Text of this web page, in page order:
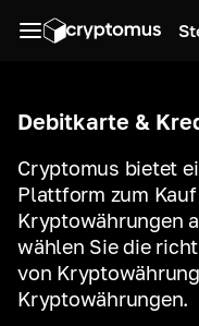
Debitkarte &
Cryptomus bietet
Plattform zum
Kryptowährungen
wählen Sie die
von
Kryptowährungen.